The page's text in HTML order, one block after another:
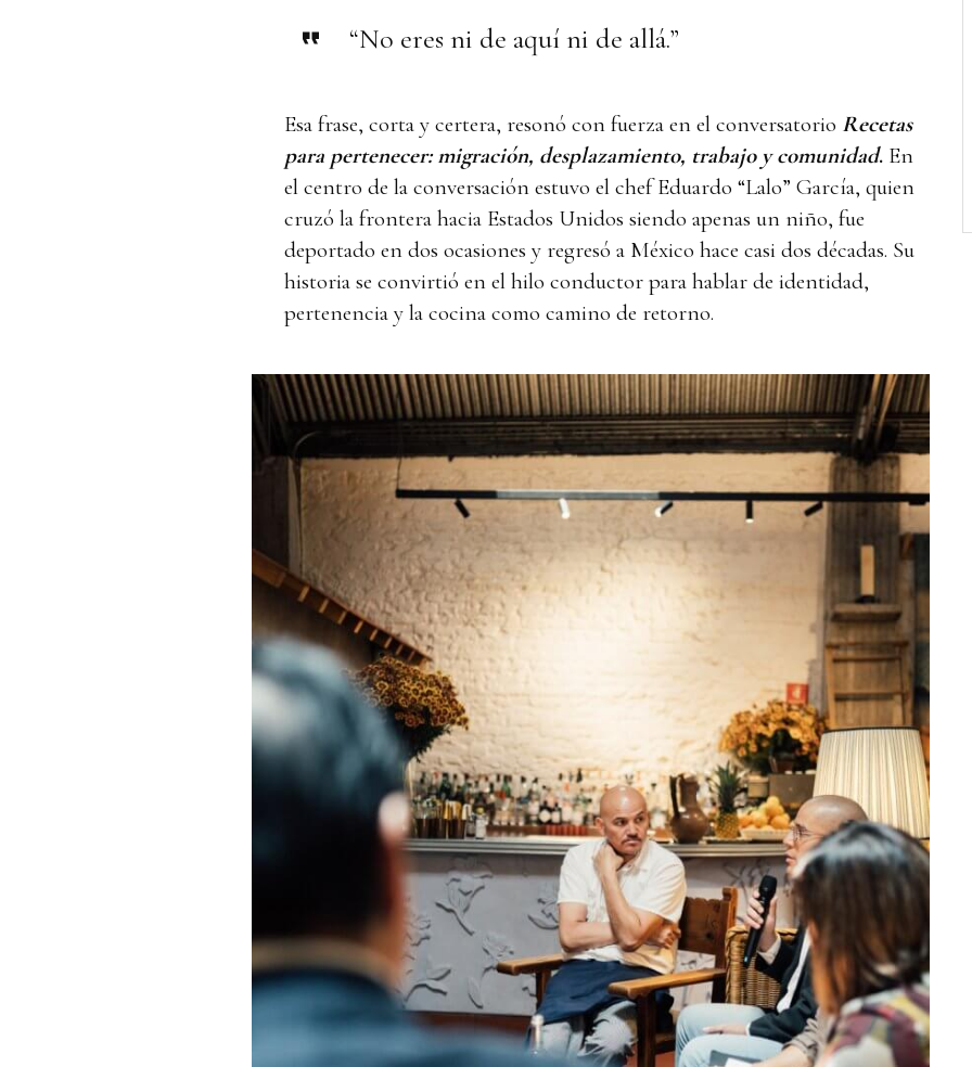
“No eres ni de aquí ni de allá.”
Esa frase, corta y certera, resonó con fuerza en el conversatorio Recetas
para pertenecer: migración, desplazamiento, trabajo y comunidad. En
el centro de la conversación estuvo el chef Eduardo “Lalo” García, quien
cruzó la frontera hacia Estados Unidos siendo apenas un niño, fue
deportado en dos ocasiones y regresó a México hace casi dos décadas. Su
historia se convirtió en el hilo conductor para hablar de identidad,
pertenencia y la cocina como camino de retorno.